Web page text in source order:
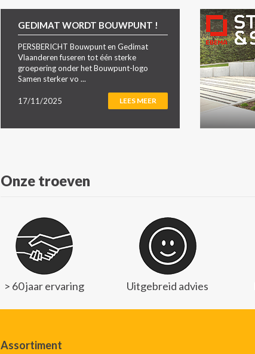
GEDIMAT WORDT BOUWPUNT !
PERSBERICHT Bouwpunt en Gedimat
Vlaanderen fuseren tot één sterke
groepering onder het Bouwpunt-logo
Samen sterker vo ...
17/11/2025 LEES MEER
Onze troeven
> 60 jaar ervaring Uitgebreid advies
Assortiment